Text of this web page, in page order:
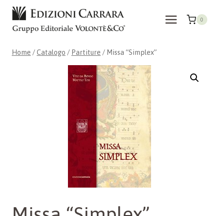
Salta
contenuto
0
Home /Catalogo / Partiture / Missa “Simplex”